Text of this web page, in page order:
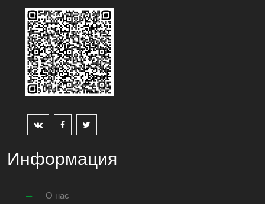
Информация
О нас